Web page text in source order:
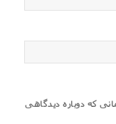
که دوباره دیدگاهی